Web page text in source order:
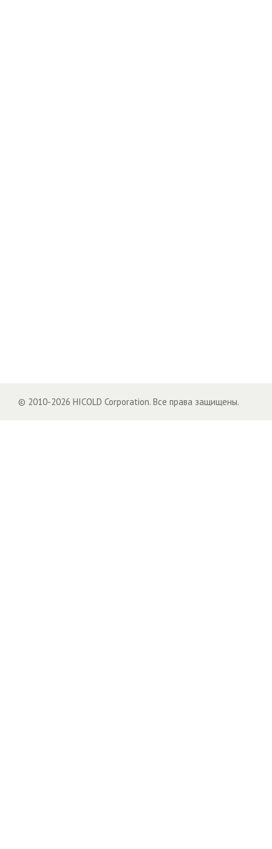
© 2010-2026 HICOLD Corporation. Все права защищены.